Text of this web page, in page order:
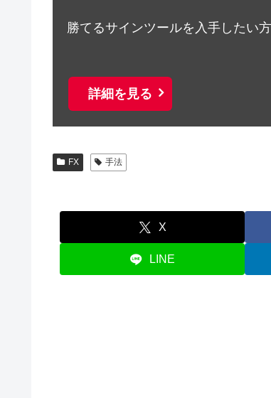
勝てるサインツールを入手したい
詳細を見る
FX 手法
X
LINE